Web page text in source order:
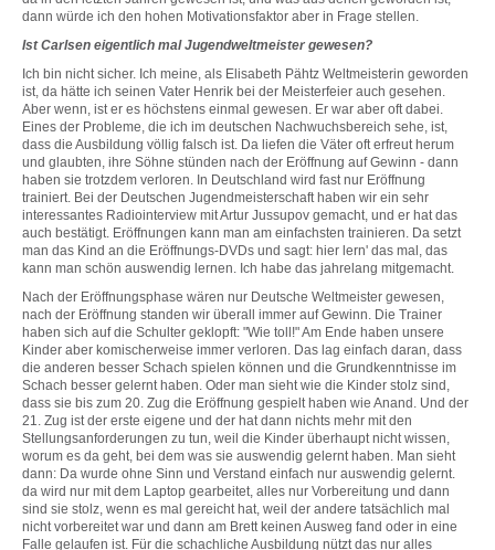
dann würde ich den hohen Motivationsfaktor aber in Frage stellen.
Ist Carlsen eigentlich mal Jugendweltmeister gewesen?
Ich bin nicht sicher. Ich meine, als Elisabeth Pähtz Weltmeisterin geworden
ist, da hätte ich seinen Vater Henrik bei der Meisterfeier auch gesehen.
Aber wenn, ist er es höchstens einmal gewesen. Er war aber oft dabei.
Eines der Probleme, die ich im deutschen Nachwuchsbereich sehe, ist,
dass die Ausbildung völlig falsch ist. Da liefen die Väter oft erfreut herum
und glaubten, ihre Söhne stünden nach der Eröffnung auf Gewinn - dann
haben sie trotzdem verloren. In Deutschland wird fast nur Eröffnung
trainiert. Bei der Deutschen Jugendmeisterschaft haben wir ein sehr
interessantes Radiointerview mit Artur Jussupov gemacht, und er hat das
auch bestätigt. Eröffnungen kann man am einfachsten trainieren. Da setzt
man das Kind an die Eröffnungs-DVDs und sagt: hier lern' das mal, das
kann man schön auswendig lernen. Ich habe das jahrelang mitgemacht.
Nach der Eröffnungsphase wären nur Deutsche Weltmeister gewesen,
nach der Eröffnung standen wir überall immer auf Gewinn. Die Trainer
haben sich auf die Schulter geklopft: "Wie toll!" Am Ende haben unsere
Kinder aber komischerweise immer verloren. Das lag einfach daran, dass
die anderen besser Schach spielen können und die Grundkenntnisse im
Schach besser gelernt haben. Oder man sieht wie die Kinder stolz sind,
dass sie bis zum 20. Zug die Eröffnung gespielt haben wie Anand. Und der
21. Zug ist der erste eigene und der hat dann nichts mehr mit den
Stellungsanforderungen zu tun, weil die Kinder überhaupt nicht wissen,
worum es da geht, bei dem was sie auswendig gelernt haben. Man sieht
dann: Da wurde ohne Sinn und Verstand einfach nur auswendig gelernt.
da wird nur mit dem Laptop gearbeitet, alles nur Vorbereitung und dann
sind sie stolz, wenn es mal gereicht hat, weil der andere tatsächlich mal
nicht vorbereitet war und dann am Brett keinen Ausweg fand oder in eine
Falle gelaufen ist. Für die schachliche Ausbildung nützt das nur alles